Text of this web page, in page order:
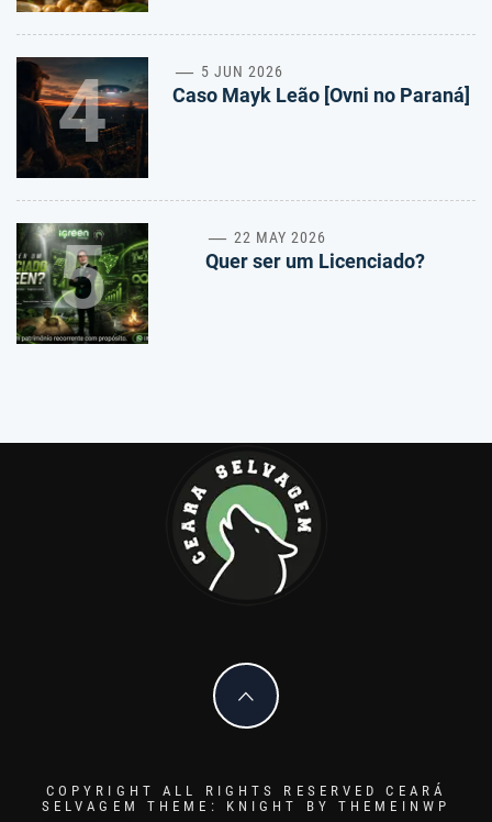
4 5 JUN 2026
Caso Mayk Leão [Ovni no Paraná]
5 22 MAY 2026
Quer ser um Licenciado?
COPYRIGHT ALL RIGHTS RESERVED CEARÁ
SELVAGEM THEME: KNIGHT BYTHEMEINWP